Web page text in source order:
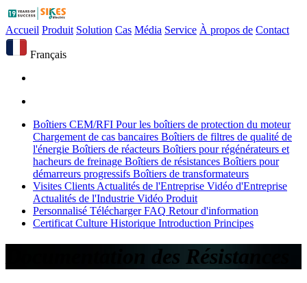
Accueil Produit Solution Cas Média Service À propos de Contact
Français
Boîtiers CEM/RFI Pour les boîtiers de protection du moteur
Chargement de cas bancaires Boîtiers de filtres de qualité de
l'énergie Boîtiers de réacteurs Boîtiers pour régénérateurs et
hacheurs de freinage Boîtiers de résistances Boîtiers pour
démarreurs progressifs Boîtiers de transformateurs
Visites Clients Actualités de l'Entreprise Vidéo d'Entreprise
Actualités de l'Industrie Vidéo Produit
Personnalisé Télécharger FAQ Retour d'information
Certificat Culture Historique Introduction Principes
Documentation des Résistances